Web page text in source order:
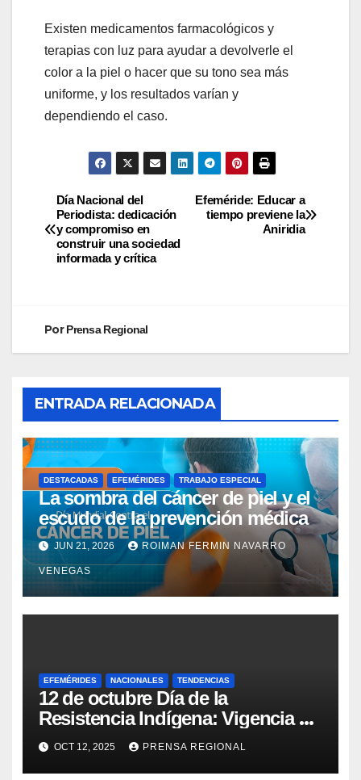
Existen medicamentos farmacológicos y
terapias con luz para ayudar a devolverle el
color a la piel o hacer que su tono sea más
uniforme, y los resultados varían y
dependiendo el caso.
Efeméride: Educar a
tiempo previene la
Aniridia
Día Nacional del
Periodista: dedicación
y compromiso en
construir una sociedad
informada y crítica
PorPrensa Regional
ENTRADA RELACIONADA
DESTACADAS EFEMÉRIDES TRABAJO ESPECIAL
La sombra del cáncer de piel y el
escudo de la prevención médica
JUN 21, 2026 ROIMAN FERMIN NAVARRO
VENEGAS
EFEMÉRIDES NACIONALES TENDENCIAS
12 de octubre Día de la
Resistencia Indígena: Vigencia de
la lucha y la salud pluricultural
OCT 12, 2025 PRENSA REGIONAL